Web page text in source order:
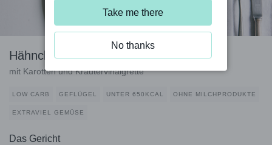
Hähnchen-Fitness-Salat
mit Karotten und Kräutervinaigrette
LOW CARB GEFLÜGEL UNTER 650KCAL OHNE MILCHPRODUKTE
EXTRAVIEL GEMÜSE
Das Gericht
Take me there
No thanks